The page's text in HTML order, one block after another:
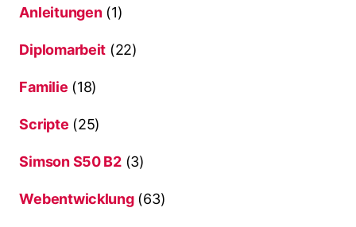
Anleitungen(1)
Diplomarbeit (22)
Familie (18)
Scripte (25)
Simson S50 B2(3)
Webentwicklung(63)